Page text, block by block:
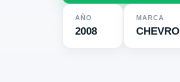
AÑO
2008
MARCA